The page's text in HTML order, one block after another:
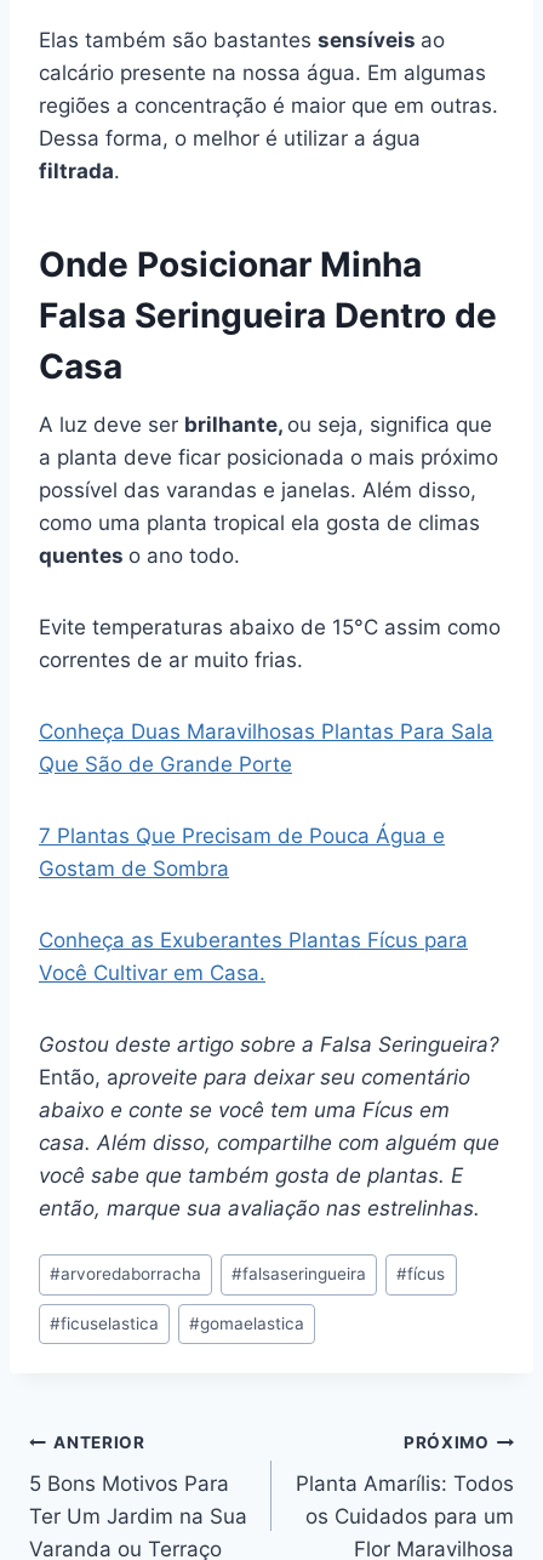
Elas também são bastantes sensíveis ao
calcário presente na nossa água. Em algumas
regiões a concentração é maior que em outras.
Dessa forma, o melhor é utilizar a água
filtrada.
Onde Posicionar Minha
Falsa Seringueira Dentro de
Casa
A luz deve ser brilhante, ou seja, significa que
a planta deve ficar posicionada o mais próximo
possível das varandas e janelas. Além disso,
como uma planta tropical ela gosta de climas
quentes o ano todo.
Evite temperaturas abaixo de 15°C assim como
correntes de ar muito frias.
Conheça Duas Maravilhosas Plantas Para Sala
Que São de Grande Porte
7 Plantas Que Precisam de Pouca Água e
Gostam de Sombra
Conheça as Exuberantes Plantas Fícus para
Você Cultivar em Casa.
Gostou deste artigo sobre a Falsa Seringueira?
Então, aproveite para deixar seu comentário
abaixo e conte se você tem uma Fícus em
casa. Além disso, compartilhe com alguém que
você sabe que também gosta de plantas. E
então, marque sua avaliação nas estrelinhas.
Tags
do
Post:
#arvoredaborracha #falsaseringueira #fícus
#ficuselastica #gomaelastica
Navegação
de
Post
ANTERIOR
5 Bons Motivos Para
Ter Um Jardim na Sua
Varanda ou Terraço
PRÓXIMO
Planta Amarílis: Todos
os Cuidados para um
Flor Maravilhosa